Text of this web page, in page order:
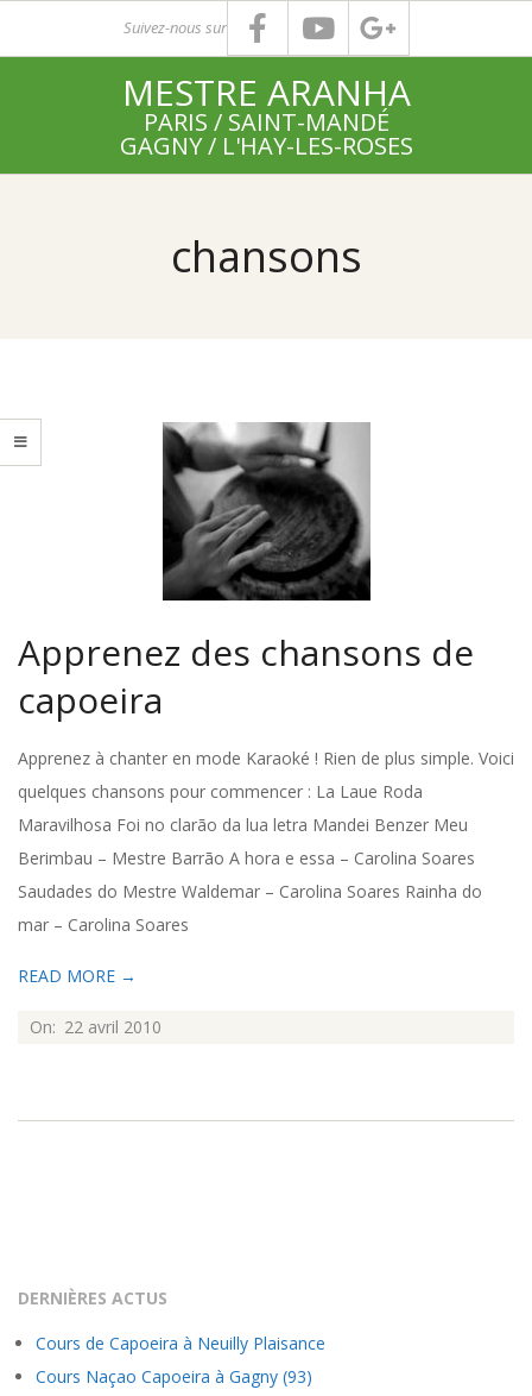
Suivez-nous sur
MESTRE ARANHA
PARIS / SAINT-MANDÉ
GAGNY / L'HAY-LES-ROSES
chansons
Apprenez des chansons de
capoeira
Apprenez à chanter en mode Karaoké ! Rien de plus simple. Voici
quelques chansons pour commencer : La Laue Roda
Maravilhosa Foi no clarão da lua letra Mandei Benzer Meu
Berimbau – Mestre Barrão A hora e essa – Carolina Soares
Saudades do Mestre Waldemar – Carolina Soares Rainha do
mar – Carolina Soares
READ MORE →
2010-
On: 22 avril 2010
DERNIÈRES ACTUS
Cours de Capoeira à Neuilly Plaisance
Cours Naçao Capoeira à Gagny (93)